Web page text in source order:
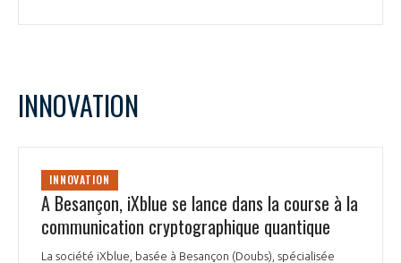
INNOVATION
INNOVATION
A Besançon, iXblue se lance dans la course à la
communication cryptographique quantique
La société iXblue, basée à Besançon (Doubs), spécialisée